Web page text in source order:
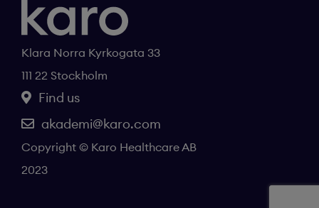
Klara Norra Kyrkogata 33
111 22 Stockholm
Find us
akademi@karo.com
Copyright © Karo Healthcare AB
2023